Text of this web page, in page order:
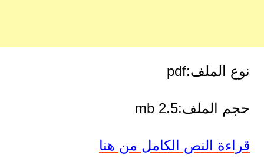
نوع الملف:pdf
حجم الملف:2.5 mb
قراءة النص الكامل من هنا